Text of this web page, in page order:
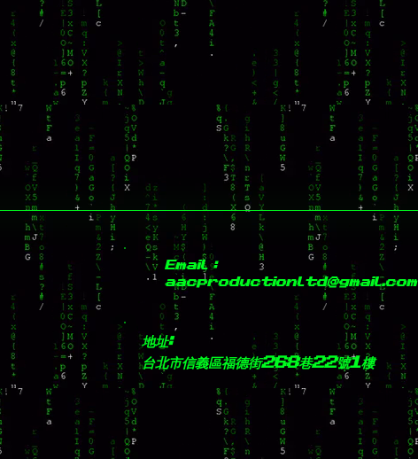
Email :
aacproductionltd@gmail.com
地址:
台北市信義區福德街268巷22號1樓